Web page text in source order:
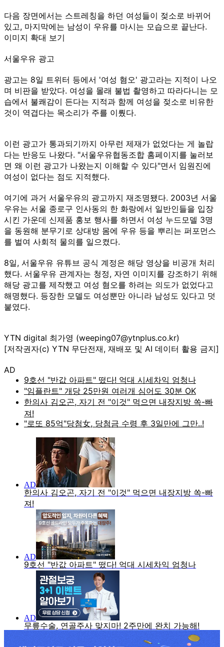
다음 장면에서는 스트레칭을 하던 여성들이 젖소로 바뀌어
있고, 마지막에는 남성이 우유를 마시는 모습으로 끝난다.
이미지 확대 보기
서울우유 광고
광고는 8일 트위터 등에서 '여성 혐오' 광고라는 지적이 나오
며 비판을 받았다. 여성을 몰래 불법 촬영하고 따라다니는 모
습에서 불쾌감이 든다는 지적과 함께 여성을 젖소로 비유한
것이 역겹다는 목소리가 주를 이뤘다.
이런 광고가 통과되기까지 아무런 제재가 없었다는 게 놀랍
다는 반응도 나왔다. "서울우유협동조합 홈페이지를 눌러보
면 왜 이런 광고가 나왔는지 이해할 수 있다"면서 임원진에
여성이 없다는 점도 지적했다.
여기에 과거 서울우유의 광고까지 재조명됐다. 2003년 서울
우유는 서울 종로구 인사동의 한 화랑에서 일반인들을 입장
시킨 가운데 신제품 홍보 행사를 하면서 여성 누드모델 3명
을 동원해 분무기로 상대방 몸에 우유 등을 뿌리는 퍼포먼스
를 벌여 사회적 물의를 일으켰다.
8일, 서울우유 유튜브 공식 계정은 해당 영상을 비공개 처리
했다. 서울우유 관계자는 청정, 자연 이미지를 강조하기 위해
해당 광고를 제작했고 여성 혐오를 하려는 의도가 없었다고
해명했다. 등장한 모델도 여성뿐만 아니라 남성도 있다고 덧
붙였다.
YTN digital 최가영 (weeping07@ytnplus.co.kr)
[저작권자(c) YTN 무단전재, 재배포 및 AI 데이터 활용 금지]
AD